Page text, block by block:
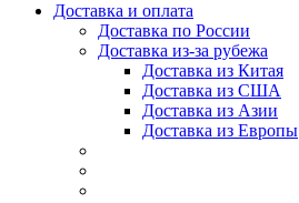
Доставка и оплата
Доставка по России
Доставка из-за рубежа
Доставка из Китая
Доставка из США
Доставка из Азии
Доставка из Европы